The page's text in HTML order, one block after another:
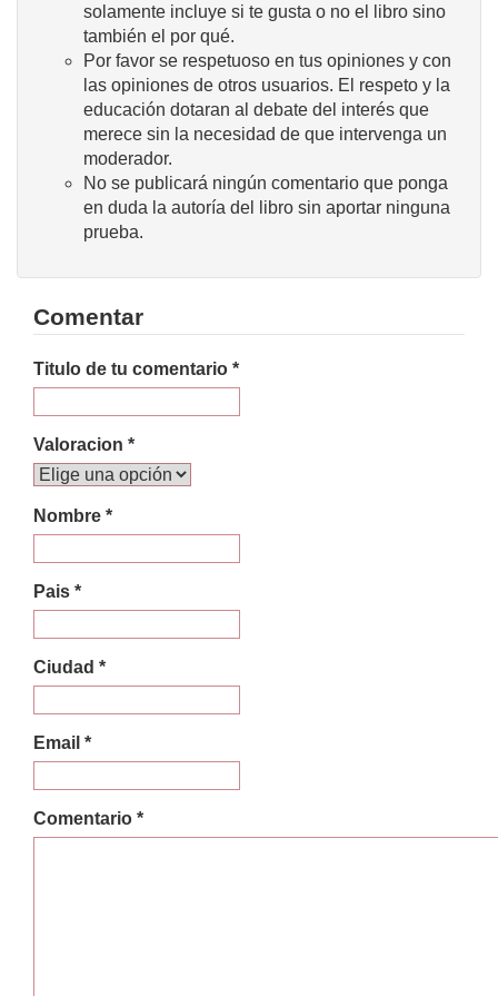
solamente incluye si te gusta o no el libro sino
también el por qué.
Por favor se respetuoso en tus opiniones y con
las opiniones de otros usuarios. El respeto y la
educación dotaran al debate del interés que
merece sin la necesidad de que intervenga un
moderador.
No se publicará ningún comentario que ponga
en duda la autoría del libro sin aportar ninguna
prueba.
Comentar
Titulo de tu comentario *
Valoracion *
Nombre *
Pais *
Ciudad *
Email *
Comentario *